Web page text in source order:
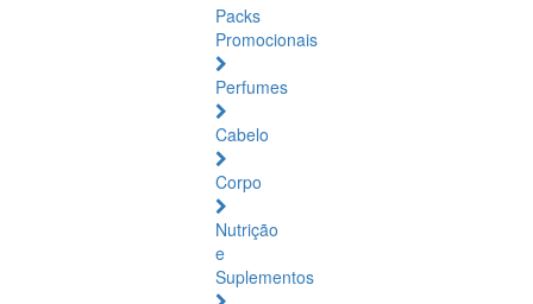
Packs
Promocionais
Perfumes
Cabelo
Corpo
Nutrição
e
Suplementos